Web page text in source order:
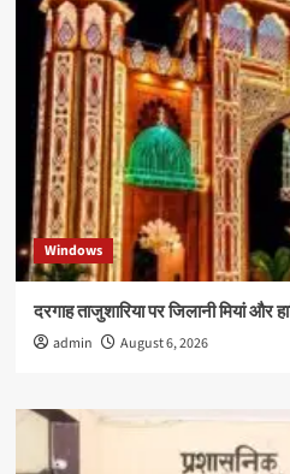
Windows
दरगाह ताजुशारिया पर जिलानी मियां और
admin August 6, 2026